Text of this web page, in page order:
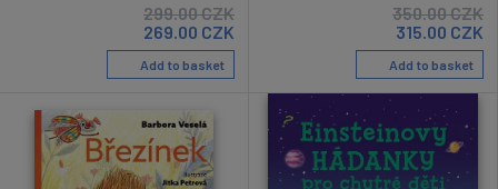
299.00CZK
269.00 CZK
Add to basket
350.00CZK
315.00 CZK
Add to basket